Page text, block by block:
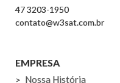
47 3203-1950
contato@w3sat.com.br
EMPRESA
Nossa História